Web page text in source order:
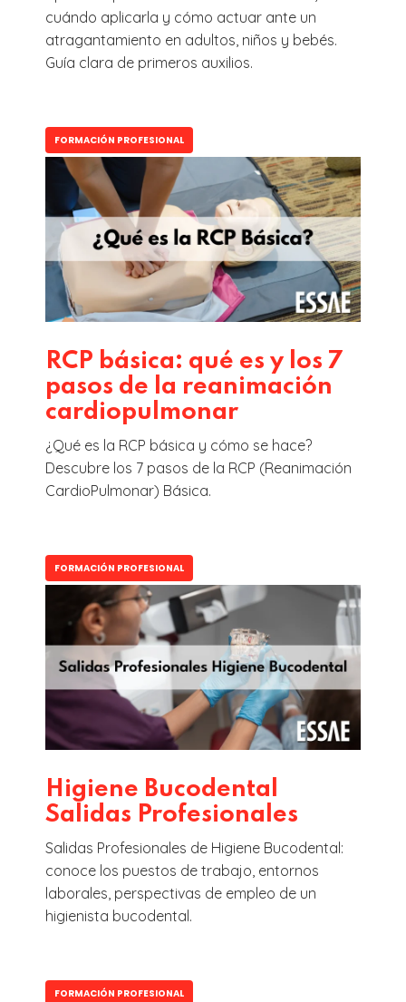
cuándo aplicarla y cómo actuar ante un
atragantamiento en adultos, niños y bebés.
Guía clara de primeros auxilios.
FORMACIÓN PROFESIONAL
RCP básica: qué es y los 7
pasos de la reanimación
cardiopulmonar
¿Qué es la RCP básica y cómo se hace?
Descubre los 7 pasos de la RCP (Reanimación
CardioPulmonar) Básica.
FORMACIÓN PROFESIONAL
Higiene Bucodental
Salidas Profesionales
Salidas Profesionales de Higiene Bucodental:
conoce los puestos de trabajo, entornos
laborales, perspectivas de empleo de un
higienista bucodental.
FORMACIÓN PROFESIONAL